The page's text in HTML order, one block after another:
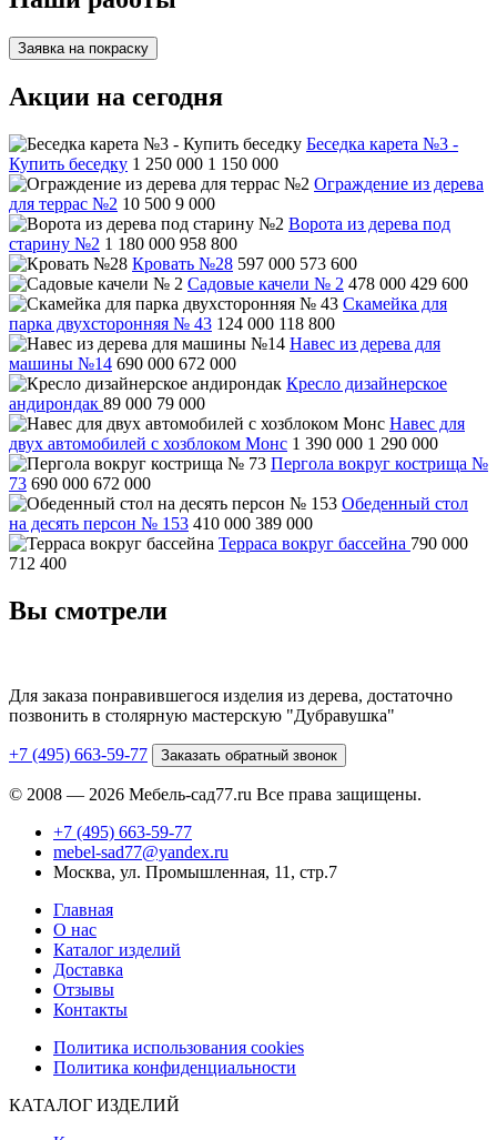
Заявка на покраску
Акции на сегодня
Беседка карета №3 -
Купить беседку 1 250 000 1 150 000
Ограждение из дерева
для террас №2 10 500 9 000
Ворота из дерева под
старину №2 1 180 000 958 800
Кровать №28 597 000 573 600
Садовые качели № 2 478 000 429 600
Скамейка для
парка двухсторонняя № 43 124 000 118 800
Навес из дерева для
машины №14 690 000 672 000
Кресло дизайнерское
андирондак 89 000 79 000
Навес для
двух автомобилей с хозблоком Монс 1 390 000 1 290 000
Пергола вокруг кострища №
73 690 000 672 000
Обеденный стол
на десять персон № 153 410 000 389 000
Терраса вокруг бассейна 790 000
712 400
Вы смотрели
Для заказа понравившегося изделия из дерева, достаточно
позвонить в столярную мастерскую "Дубравушка"
+7 (495) 663-59-77 Заказать обратный звонок
© 2008 — 2026 Мебель-сад77.ru Все права защищены.
+7 (495) 663-59-77
mebel-sad77@yandex.ru
Москва, ул. Промышленная, 11, стр.7
Главная
О нас
Каталог изделий
Доставка
Отзывы
Контакты
Политика использования cookies
Политика конфиденциальности
КАТАЛОГ ИЗДЕЛИЙ